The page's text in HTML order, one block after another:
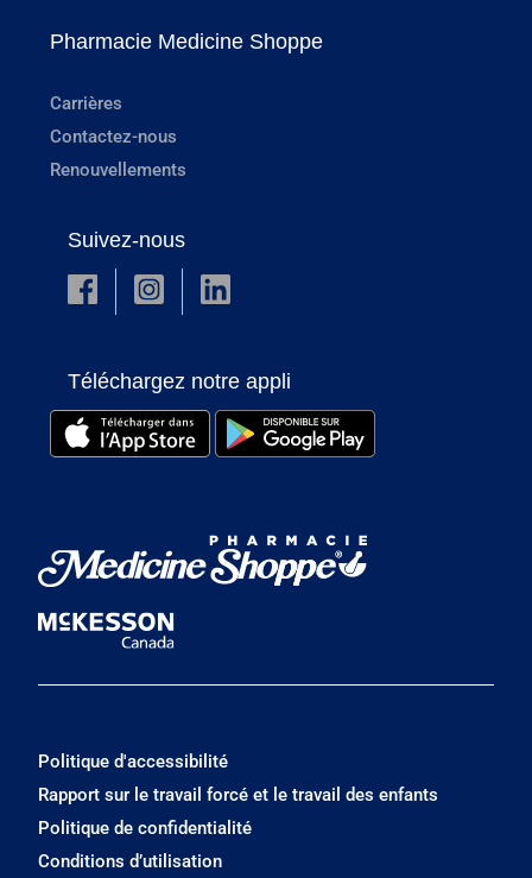
Pharmacie Medicine Shoppe
Carrières
Contactez-nous
Renouvellements
Suivez-nous
Téléchargez notre appli
Politique d'accessibilité
Rapport sur le travail forcé et le travail des enfants
Politique de confidentialité
Conditions d’utilisation